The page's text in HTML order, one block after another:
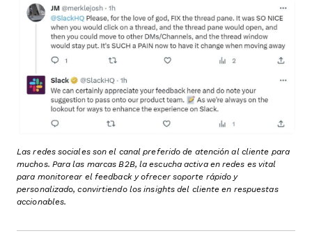
Las redes sociales son el canal preferido de atención al cliente para
muchos. Para las marcas B2B, la escucha activa en redes es vital
para monitorear el feedback y ofrecer soporte rápido y
personalizado, convirtiendo los insights del cliente en respuestas
accionables.